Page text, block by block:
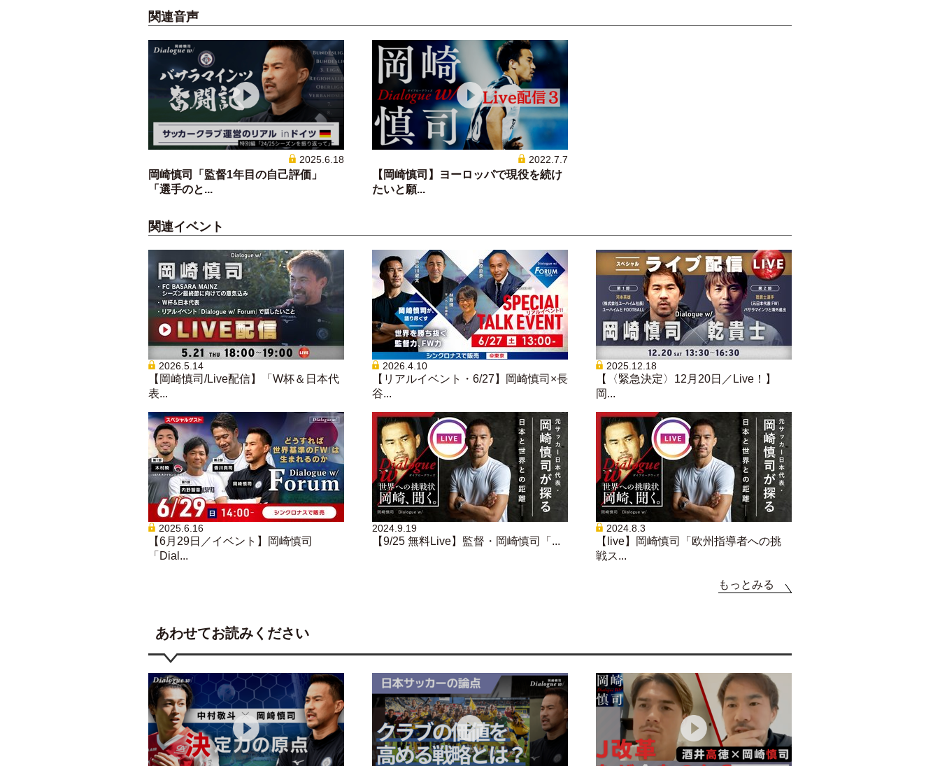
関連音声
2025.6.18
岡崎慎司「監督1年目の自己評価」
「選手のと...
2022.7.7
【岡崎慎司】ヨーロッパで現役を続け
たいと願...
関連イベント
2026.5.14
【岡崎慎司/Live配信】「W杯＆日本代
表...
2026.4.10
【リアルイベント・6/27】岡崎慎司×長
谷...
2025.12.18
【〈緊急決定〉12月20日／Live！】
岡...
2025.6.16
【6月29日／イベント】岡崎慎司
「Dial...
2024.9.19
【9/25 無料Live】監督・岡崎慎司「...
2024.8.3
【live】岡崎慎司「欧州指導者への挑
戦ス...
もっとみる
あわせてお読みください